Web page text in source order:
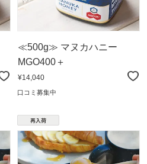
≪500g≫ マヌカハニー
MGO400＋
¥14,040
口コミ募集中